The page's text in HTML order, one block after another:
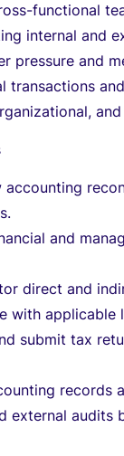
functional
internal and
pressure and
transactions
and
direct and
with applicable
submit tax
records
external audits